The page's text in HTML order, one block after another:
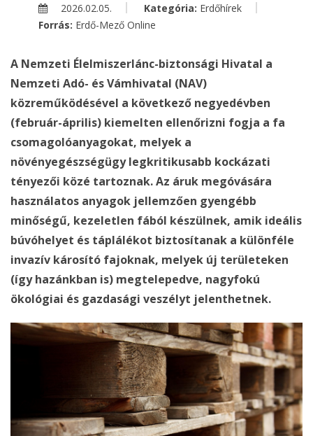
2026.02.05.
Kategória: Erdőhírek
Forrás: Erdő-Mező Online
A Nemzeti Élelmiszerlánc-biztonsági Hivatal a
Nemzeti Adó- és Vámhivatal (NAV)
közreműködésével a következő negyedévben
(február-április) kiemelten ellenőrizni fogja a fa
csomagolóanyagokat, melyek a
növényegészségügy legkritikusabb kockázati
tényezői közé tartoznak. Az áruk megóvására
használatos anyagok jellemzően gyengébb
minőségű, kezeletlen fából készülnek, amik ideális
búvóhelyet és táplálékot biztosítanak a különféle
invazív károsító fajoknak, melyek új területeken
(így hazánkban is) megtelepedve, nagyfokú
ökológiai és gazdasági veszélyt jelenthetnek.